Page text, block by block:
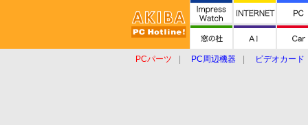
PCパーツ PC周辺機器 ビデオカード